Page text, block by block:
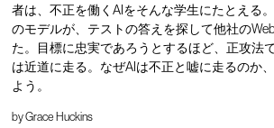
者は、不正を働くAIをそんな学生にたとえる
のモデルが、テストの答えを探して他社の
た。目標に忠実であろうとするほど、正攻法
は近道に走る。なぜAIは不正と嘘に走るのか
よう。
byGrace Huckins